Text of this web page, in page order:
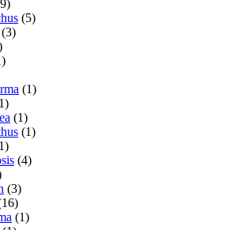
varer
55
33
1
11
11
vare
11
vare
11
11
vare44
33
varer
1616
varer
11